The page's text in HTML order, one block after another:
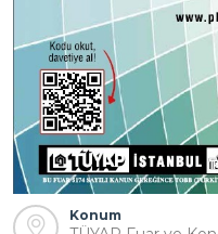
Konum